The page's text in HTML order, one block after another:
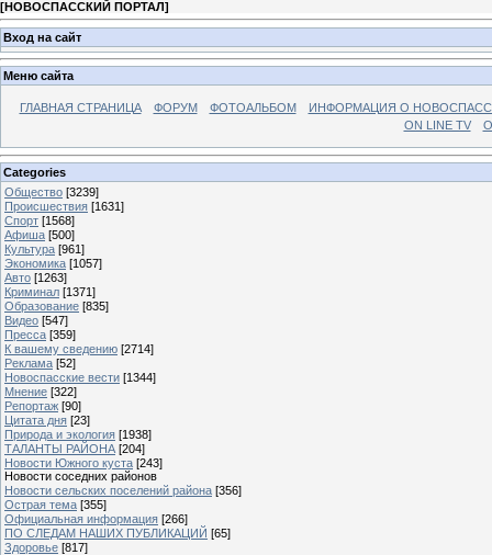
[НОВОСПАССКИЙ ПОРТАЛ]
Вход на сайт
Меню сайта
ГЛАВНАЯ СТРАНИЦА ФОРУМ ФОТОАЛЬБОМ
ИНФОРМАЦИЯ О
ON LINE TV
Categories
Общество [3239]
Происшествия [1631]
Спорт [1568]
Афиша [500]
Культура [961]
Экономика [1057]
Авто [1263]
Криминал [1371]
Образование [835]
Видео [547]
Пресса [359]
К вашему сведению [2714]
Реклама [52]
Новоспасские вести [1344]
Мнение [322]
Репортаж [90]
Цитата дня [23]
Природа и экология [1938]
ТАЛАНТЫ РАЙОНА [204]
Новости Южного куста [243]
Новости соседних районов
Новости сельских поселений района [356]
Острая тема [355]
Официальная информация [266]
ПО СЛЕДАМ НАШИХ ПУБЛИКАЦИЙ [65]
Здоровье [817]